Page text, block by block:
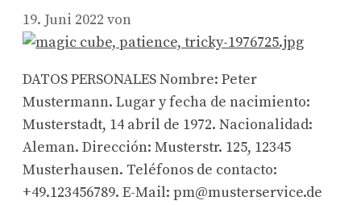
19. Juni 2022 von
DATOS PERSONALES Nombre: Peter
Mustermann. Lugar y fecha de nacimiento:
Musterstadt, 14 abril de 1972. Nacionalidad:
Aleman. Dirección: Musterstr. 125, 12345
Musterhausen. Teléfonos de contacto:
+49.123456789. E-Mail: pm@musterservice.de